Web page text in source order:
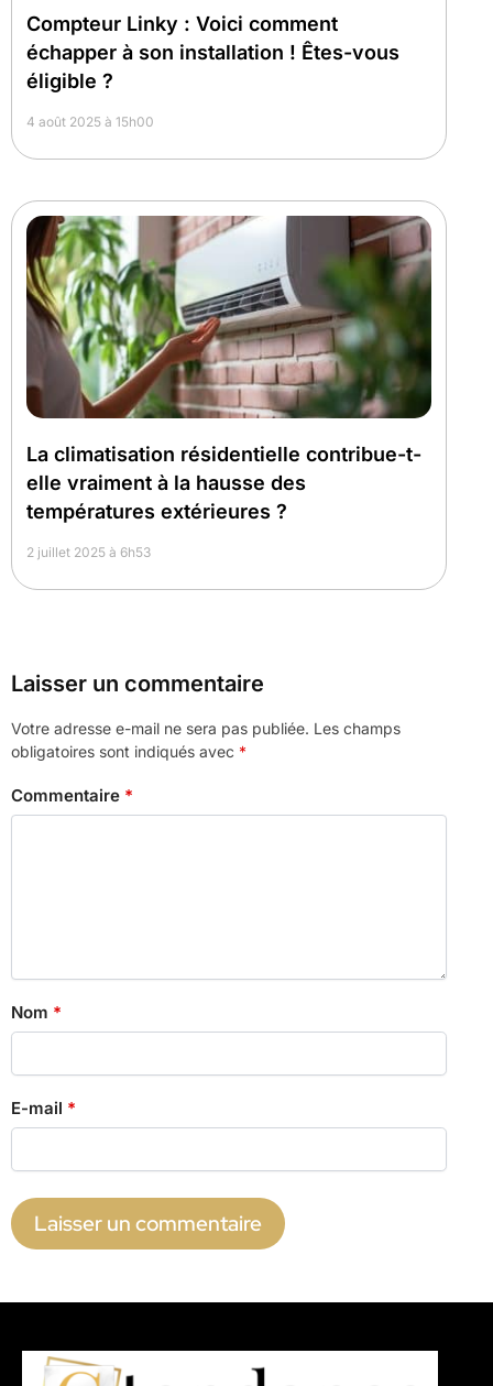
Compteur Linky : Voici comment
échapper à son installation ! Êtes-vous
éligible ?
4 août 2025 à 15h00
La climatisation résidentielle contribue-t-
elle vraiment à la hausse des
températures extérieures ?
2 juillet 2025 à 6h53
Laisser un commentaire
Votre adresse e-mail ne sera pas publiée. Les champs
obligatoires sont indiqués avec *
Commentaire *
Nom *
E-mail *